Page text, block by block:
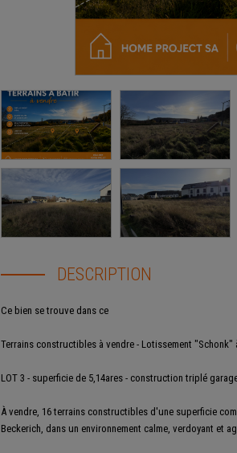
DESCRIPTION
Ce bien se trouve dans ce
Terrains constructibles à vendre - Lotissement "Schonk"
LOT 3 - superficie de 5,14ares - construction triplé
À vendre, 16 terrains constructibles d'une superficie
Beckerich, dans un environnement calme, verdoyant et